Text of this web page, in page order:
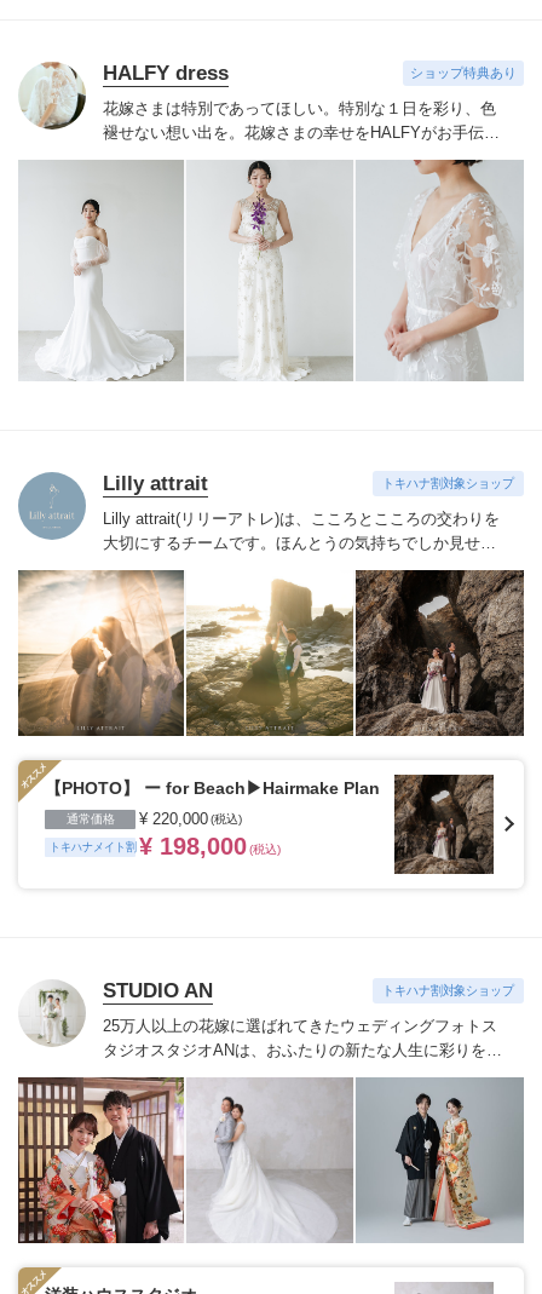
HALFY dress ショップ特典あり
花嫁さまは特別であってほしい。特別な１日を彩り、色
褪せない想い出を。 花嫁さまの幸せをHALFYがお手伝い
いたします。HALFYのドレスを見に纏うことでその人本
来の美しさを引きだし、ご自身の魅力に気づいて欲しい
と考えております。自分の魅力をもっと引き出したい、
自信を持って特別な１日を迎えたいという花嫁さまに見
つけて頂きたいです。
Lilly attrait トキハナ割対象ショップ
Lilly attrait(リリーアトレ)は、こころとこころの交わりを
大切にするチームです。 ほんとうの気持ちでしか見せな
い表情や情景を記録することを得意とします。【内容】
(詳細は各種プランをご覧ください)
・事前打ち合わ
せ・・・Zoomにてヒアリングを行います・ロケ地・・・
全国各地(海外出張はお問い合わせください)
・Photo（前
撮）・・・全データレタッチ(150~300枚)・ウェルカムボ
ード作成・Movie（前撮）・・・通常撮影＋ドローン撮
影(2~3分)・Movie（当日）・・・当日ダイジェスト(8~30
分)・Movie（当日）・・・当日エンドロール(2~3分)・
提案・ドレス試着OK)・Tuxedo Rental・・・ジャケット
＋パンツ＋ベスト＋タイ
・Hair Make・・・ヒアリングで
一番好きなスタイルを一緒に見つけましょう
【PHOTO】 ー for Beach▶︎Hairmake Plan
通常価格 ¥ 220,000(税込)
トキハナメイト割 ¥ 198,000(税込)
STUDIO AN トキハナ割対象ショップ
25万人以上の花嫁に選ばれてきたウェディングフォトス
タジオ スタジオANは、おふたりの新たな人生に彩りを添
える“最高のウェディングフォト”のお手伝いをさせてい
ただきます。
1枚の写真のチカラを信じて